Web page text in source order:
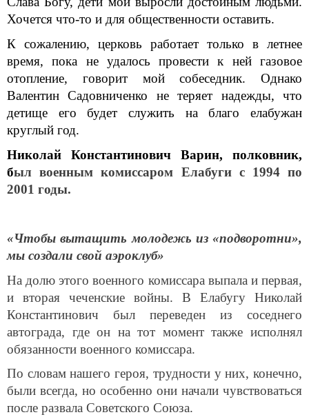
Хочется что-то и для общественности оставить.
К сожалению, церковь работает только в летнее
время, пока не удалось провести к ней газовое
отопление, говорит мой собеседник. Однако
Валентин Садовниченко не теряет надежды, что
детище его будет служить на благо елабужан
круглый год.
Николай Константинович Варин, полковник,
был военным комиссаром Елабуги с 1994 по
2001 годы.
«Чтобы вытащить молодежь из «подворотни»,
мы создали свой аэроклуб»
На долю этого военного комиссара выпала и первая,
и вторая чеченские войны. В Елабугу Николай
Константинович был переведен из соседнего
автограда, где он на тот момент также исполнял
обязанности военного комиссара.
По словам нашего героя, трудности у них, конечно,
были всегда, но особенно они начали чувствоваться
после развала Советского Союза.